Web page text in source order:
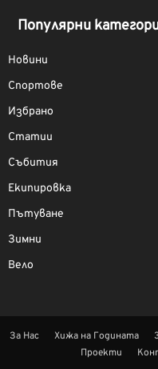
Популярни
Новини
Спортове
Избрано
Статии
Събития
Екипировка
Пътуване
Зимни
Вело
За Нас Хижа на Годината
Проекти